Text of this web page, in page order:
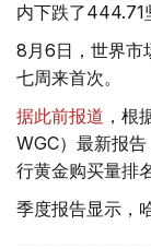
内下跌了444.71
8月6日，世界市
七周来首次。
据此前报道 ，根
WGC）最新报
行黄金购买量排
季度报告显示，